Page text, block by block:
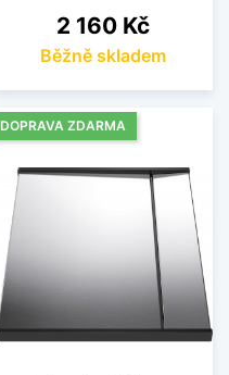
Cena
2 160 Kč
Běžně skladem
DOPRAVA ZDARMA